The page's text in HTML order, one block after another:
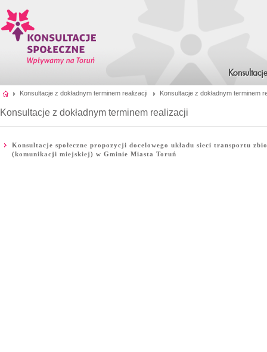
Konsultacje z dokładnym terminem realizacji Konsultacje z dokładnym terminem
Konsultacje z dokładnym terminem realizacji
Konsultacje społeczne propozycji docelowego układu sieci transportu
(komunikacji miejskiej) w Gminie Miasta Toruń